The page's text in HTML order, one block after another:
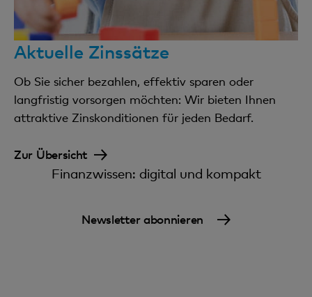
Porti gemäss Posttarif
Gebühren ab 01.03.2025
Gebühren ab 01.03.2025
Gebühren im Zahlungsverkehr
Gem. aktuellen Konditionen
Aktuelle Zinssätze
Ob Sie sicher bezahlen, effektiv sparen oder
langfristig vorsorgen möchten: Wir bieten Ihnen
attraktive Zinskonditionen für jeden Bedarf.
Zur Übersicht
Finanzwissen: digital und kompakt
Newsletter abonnieren